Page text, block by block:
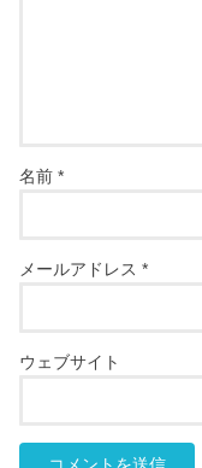
名前*
メールアドレス*
ウェブサイト